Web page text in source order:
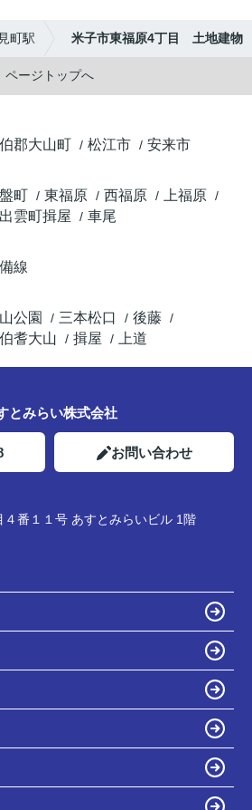
町駅 米子市東福原4丁目 土地建物
ページトップへ
郡大山町 松江市
安来市
町 東福原 西福原
上福原
雲町揖屋
車尾
線
公園 三本松口
後藤
伯耆大山 揖屋 上道
とみらい株式会社
お問い合わせ
番１１号 あすとみらいビル 1階